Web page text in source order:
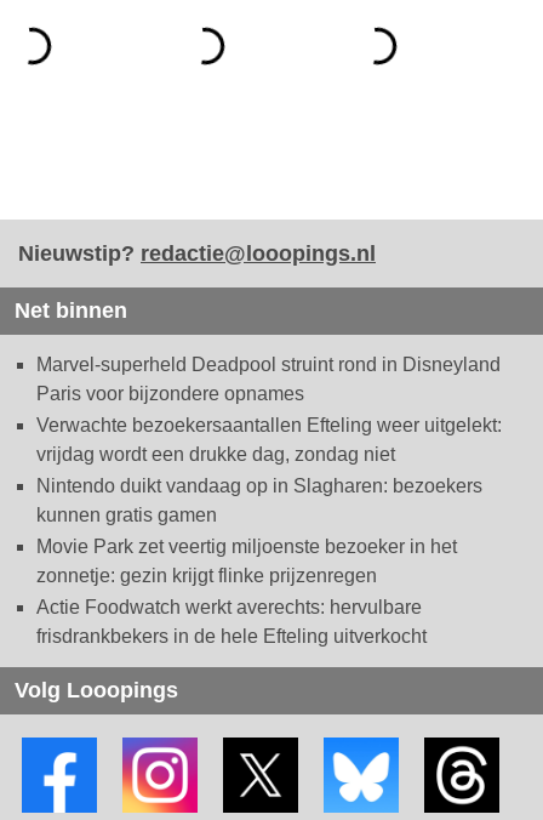
Nieuwstip? redactie@looopings.nl
Net binnen
Marvel-superheld Deadpool struint rond in Disneyland
Paris voor bijzondere opnames
Verwachte bezoekersaantallen Efteling weer uitgelekt:
vrijdag wordt een drukke dag, zondag niet
Nintendo duikt vandaag op in Slagharen: bezoekers
kunnen gratis gamen
Movie Park zet veertig miljoenste bezoeker in het
zonnetje: gezin krijgt flinke prijzenregen
Actie Foodwatch werkt averechts: hervulbare
frisdrankbekers in de hele Efteling uitverkocht
Volg Looopings